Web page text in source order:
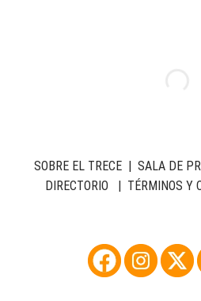
SOBRE EL TRECE| SALA DE
DIRECTORIO
TÉRMINOS Y